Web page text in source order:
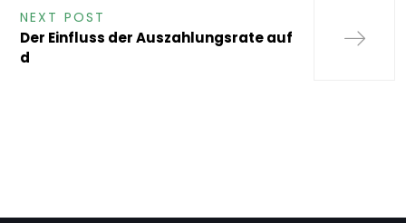
NEXT POST
Der Einfluss der Auszahlungsrate auf
d